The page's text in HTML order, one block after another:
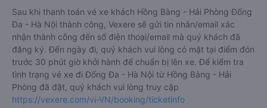
Sau khi thanh toán vé xe khách Hồng Bàng - Hải Phòng Đống
Đa - Hà Nội thành công, Vexere sẽ gửi tin nhắn/email xác
nhận thành công đến số điện thoại/email mà quý khách đã
đăng ký. Đến ngày đi, quý khách vui lòng có mặt tại điểm đón
trước 30 phút giờ khởi hành để chuẩn bị lên xe. Để kiểm tra
tình trạng vé xe đi Đống Đa - Hà Nội từ Hồng Bàng - Hải
Phòng đã đặt, quý khách vui lòng truy cập
https://vexere.com/vi-VN/booking/ticketinfo